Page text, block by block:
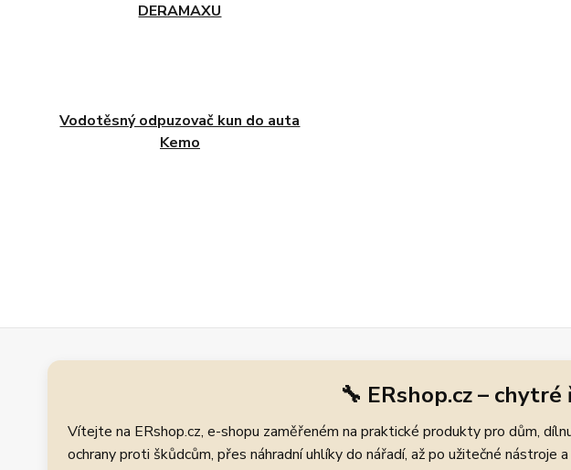
DERAMAXU
Vodotěsný odpuzovač kun do auta
Kemo
🔧 ERshop.cz –
Vítejte na ERshop.cz, e-shopu zaměřeném na praktické produkty pro dům,
ochrany proti škůdcům, přes náhradní uhlíky do nářadí, až po užitečné nástroje